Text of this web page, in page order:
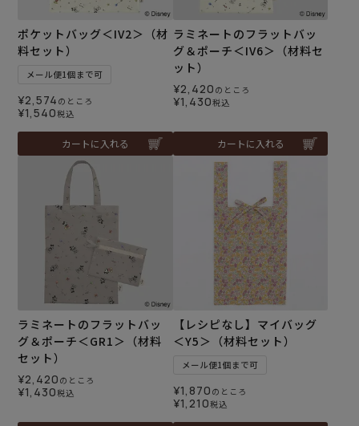
ポケットバッグ＜IV2＞（材
料セット）
メール便1個まで可
¥2,574 のところ
¥1,540税込
カートに入れる
ラミネートのフラットバッ
グ＆ポーチ＜IV6＞（材料セ
ット）
¥2,420 のところ
¥1,430税込
カートに入れる
ラミネートのフラットバッ
グ＆ポーチ＜GR1＞（材料
セット）
¥2,420 のところ
¥1,430税込
【レシピなし】マイバッグ
＜Y5＞（材料セット）
メール便1個まで可
¥1,870 のところ
¥1,210税込